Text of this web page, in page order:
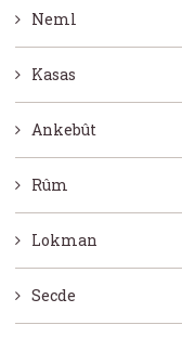
Neml
Kasas
Ankebût
Rûm
Lokman
Secde